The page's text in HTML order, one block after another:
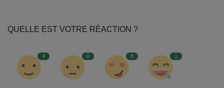
QUELLE EST VOTRE RÉACTION ?
4 0 5 1